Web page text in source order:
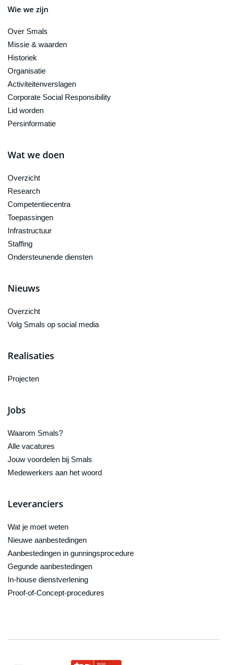
Wie we zijn
Over Smals
Missie & waarden
Historiek
Organisatie
Activiteitenverslagen
Corporate Social Responsibility
Lid worden
Persinformatie
Wat we doen
Overzicht
Research
Competentiecentra
Toepassingen
Infrastructuur
Staffing
Ondersteunende diensten
Nieuws
Overzicht
Volg Smals op social media
Realisaties
Projecten
Jobs
Waarom Smals?
Alle vacatures
Jouw voordelen bij Smals
Medewerkers aan het woord
Leveranciers
Wat je moet weten
Nieuwe aanbestedingen
Aanbestedingen in gunningsprocedure
Gegunde aanbestedingen
In-house dienstverlening
Proof-of-Concept-procedures